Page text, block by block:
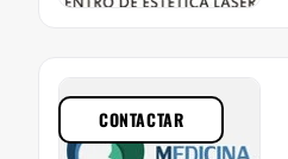
CONTACTAR